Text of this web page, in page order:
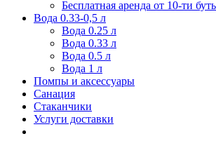
Бесплатная аренда от 10-ти
Вода 0.33-0,5 л
Вода 0.25 л
Вода 0.33 л
Вода 0.5 л
Вода 1 л
Помпы и аксессуары
Санация
Стаканчики
Услуги доставки